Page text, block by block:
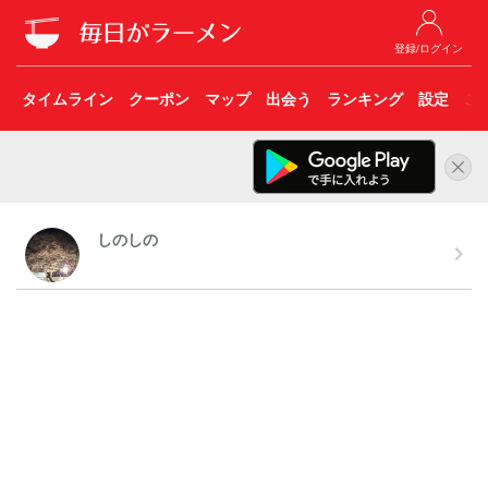
登録/ログイン
タイムライン クーポン マップ 出会う ランキング 設定 こ
しのしの